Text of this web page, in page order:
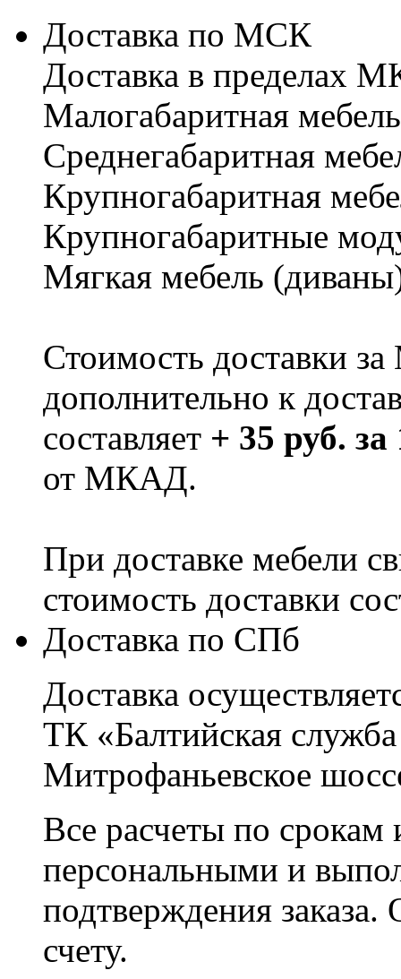
Доставка по МСК
Доставка в пределах
Малогабаритная
Cреднегабаритная
Крупногабаритная
Крупногабаритные
Мягкая мебель
Стоимость доставки
дополнительно к
составляет + 35 руб.
от МКАД.
При доставке мебели
стоимость доставки
Доставка по СПб
Доставка
ТК «Балтийская
Митрофаньевское
Все расчеты по срокам
персональными и
подтверждения заказа.
счету.